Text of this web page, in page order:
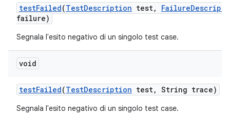
testFailed(TestDescription test, Failure
failure)
Segnala l'esito negativo di un singolo test case.
void
testFailed(TestDescription test, String trace)
Segnala l'esito negativo di un singolo test case.